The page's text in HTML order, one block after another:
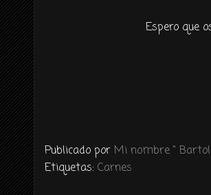
Espero que
Publicado por Mi nombre "
Etiquetas: Carnes